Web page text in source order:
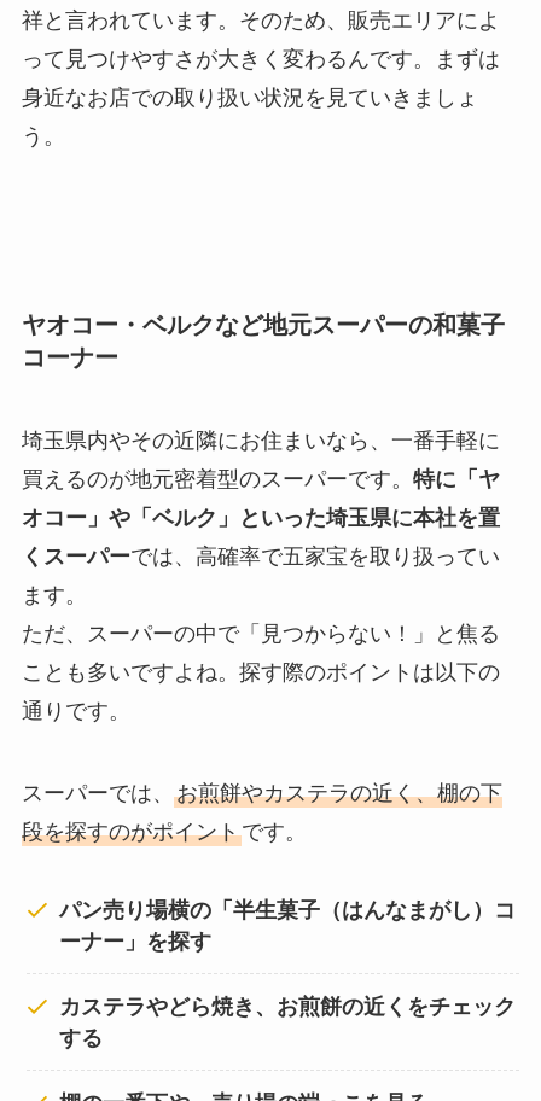
祥と言われています。そのため、販売エリアによ
って見つけやすさが大きく変わるんです。まずは
身近なお店での取り扱い状況を見ていきましょ
う。
ヤオコー・ベルクなど地元スーパーの和菓子
コーナー
埼玉県内やその近隣にお住まいなら、一番手軽に
買えるのが地元密着型のスーパーです。 特に「ヤ
オコー」や「ベルク」といった埼玉県に本社を置
くスーパーでは、高確率で五家宝を取り扱ってい
ます。
ただ、スーパーの中で「見つからない！」と焦る
ことも多いですよね。探す際のポイントは以下の
通りです。
スーパーでは、 お煎餅やカステラの近く、棚の下
段を探すのがポイントです。
パン売り場横の「半生菓子（はんなまがし）コ
ーナー」を探す
カステラやどら焼き、お煎餅の近くをチェック
する